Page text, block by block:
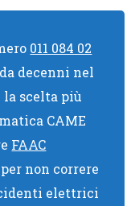
011 084 02
decenni nel
scelta più
CAME
FAAC
non correre
elettrici